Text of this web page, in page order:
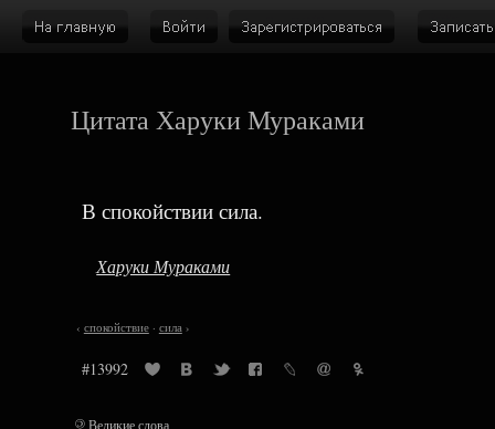
Цитата Харуки Мураками
В спокойствии сила.
Харуки Мураками
‹ спокойствие· сила›
#13992
©Великие слова